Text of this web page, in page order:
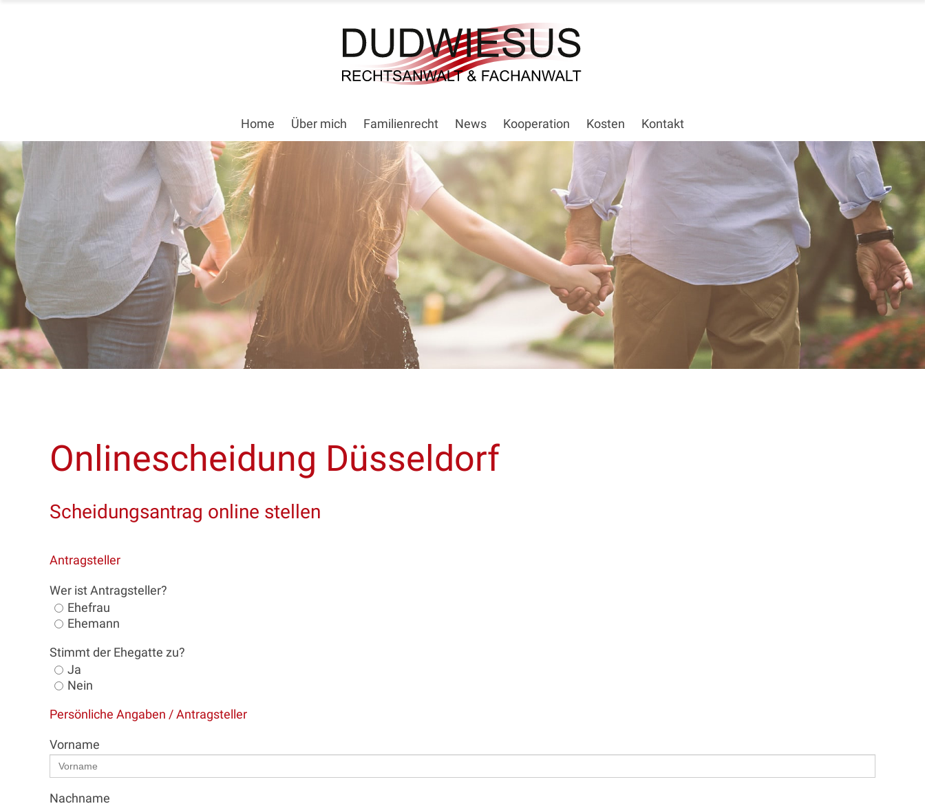
Home Über mich Familienrecht News Kooperation Kosten Kontakt
Onlinescheidung Düsseldorf
Scheidungsantrag online stellen
Antragsteller
Wer ist Antragsteller?
Ehefrau
Ehemann
Stimmt der Ehegatte zu?
Ja
Nein
Persönliche Angaben / Antragsteller
Vorname
Nachname